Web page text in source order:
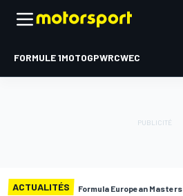
FORMULE 1MOTOGPWRCWEC
ACTUALITÉS Formula European Masters